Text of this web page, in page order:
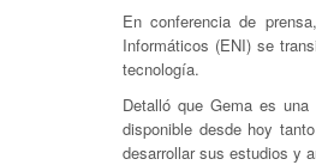
En conferencia de
Informáticos (ENI) se
tecnología.
Detalló que Gema es
disponible desde hoy
desarrollar sus estudios y